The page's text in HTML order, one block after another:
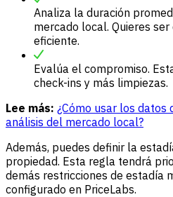
Analiza la duración
mercado local. Quieres
eficiente.
Evalúa el compromiso.
check-ins y más limpiezas.
Lee más: ¿Cómo usar los datos
análisis del mercado local?
Además, puedes definir la
propiedad. Esta regla tendrá
demás restricciones de estadía
configurado en PriceLabs.